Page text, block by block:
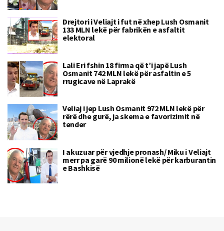
Drejtori i Veliajt i fut në xhep Lush Osmanit
133 MLN lekë për fabrikën e asfaltit
elektoral
Lali Eri fshin 18 firma që t’i japë Lush
Osmanit 742 MLN lekë për asfaltin e 5
rrugicave në Laprakë
Veliaj i jep Lush Osmanit 972 MLN lekë për
rërë dhe gurë, ja skema e favorizimit në
tender
I akuzuar për vjedhje pronash/ Miku i Veliajt
merr pa garë 90 milionë lekë për karburantin
e Bashkisë